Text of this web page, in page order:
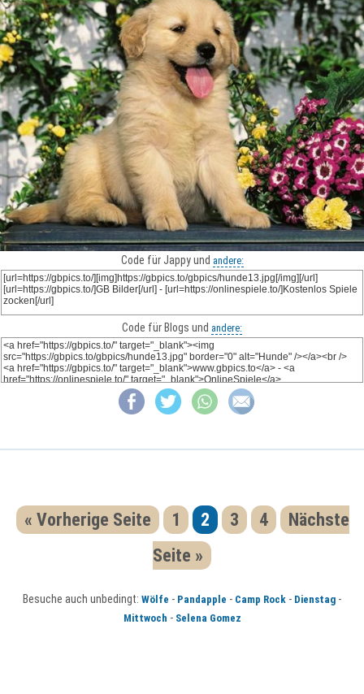
Code für Jappy und andere:
Code für Blogs und andere:
« Vorherige Seite 1 2 3 4
Nächste
Seite »
Besuche auch unbedingt: Wölfe - Pandapple - Camp Rock - Dienstag -
Mittwoch - Selena Gomez